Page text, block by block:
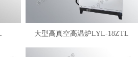
大型高真空高温炉LYL-18ZTL